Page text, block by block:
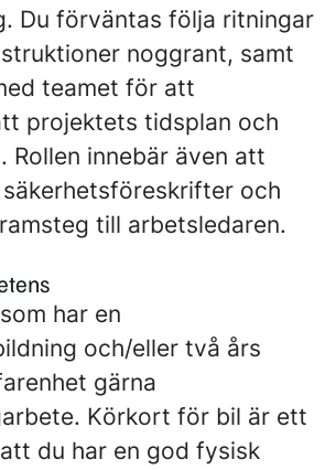
Du förväntas följa ritningar
noggrant, samt
teamet för att
projektets tidsplan och
Rollen innebär även att
och
till arbetsledaren.
har en
och/eller två års
gärna
Körkort för bil är ett
du har en god fysisk